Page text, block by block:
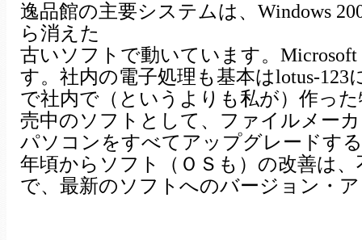
逸品館の主要システムは、Windows
ら消えた
古いソフトで動いています。
す。社内の電子処理も基本はlotus-
で社内で（というよりも私が）作っ
売中のソフトとして、ファイルメー
パソコンをすべてアップグレードす
年頃からソフト（ＯＳも）の改善は
で、最新のソフトへのバージョン・